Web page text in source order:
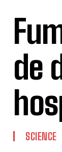
de
SCIENCE